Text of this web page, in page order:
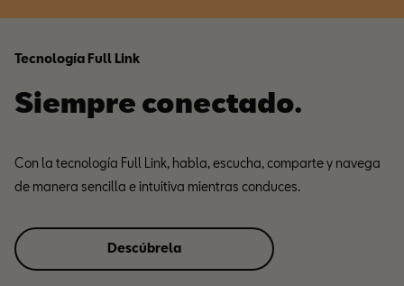
Tecnología Full Link
Siempre conectado.
Con la tecnología Full Link, habla, escucha, comparte y navega
de manera sencilla e intuitiva mientras conduces.
Descúbrela